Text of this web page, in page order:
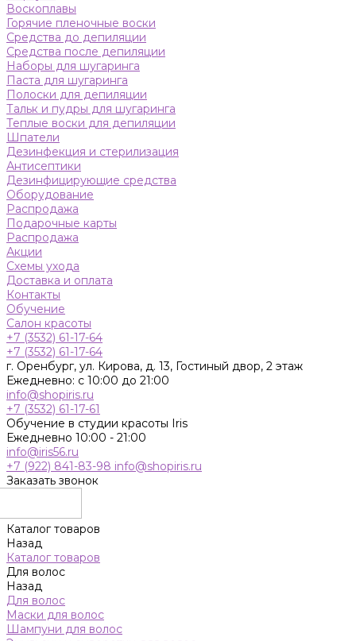
Воскоплавы
Горячие пленочные воски
Средства до депиляции
Средства после депиляции
Наборы для шугаринга
Паста для шугаринга
Полоски для депиляции
Тальк и пудры для шугаринга
Теплые воски для депиляции
Шпатели
Дезинфекция и стерилизация
Антисептики
Дезинфицирующие средства
Оборудование
Распродажа
Подарочные карты
Распродажа
Акции
Схемы ухода
Доставка и оплата
Контакты
Обучение
Салон красоты
+7 (3532) 61-17-64
+7 (3532) 61-17-64
г. Оренбург, ул. Кирова, д. 13, Гостиный двор, 2 этаж
Ежедневно: с 10:00 до 21:00
info@shopiris.ru
+7 (3532) 61-17-61
Обучение в студии красоты Iris
Ежедневно 10:00 - 21:00
info@iris56.ru
+7 (922) 841-83-98 info@shopiris.ru
Заказать звонок
Каталог товаров
Назад
Каталог товаров
Для волос
Назад
Для волос
Маски для волос
Шампуни для волос